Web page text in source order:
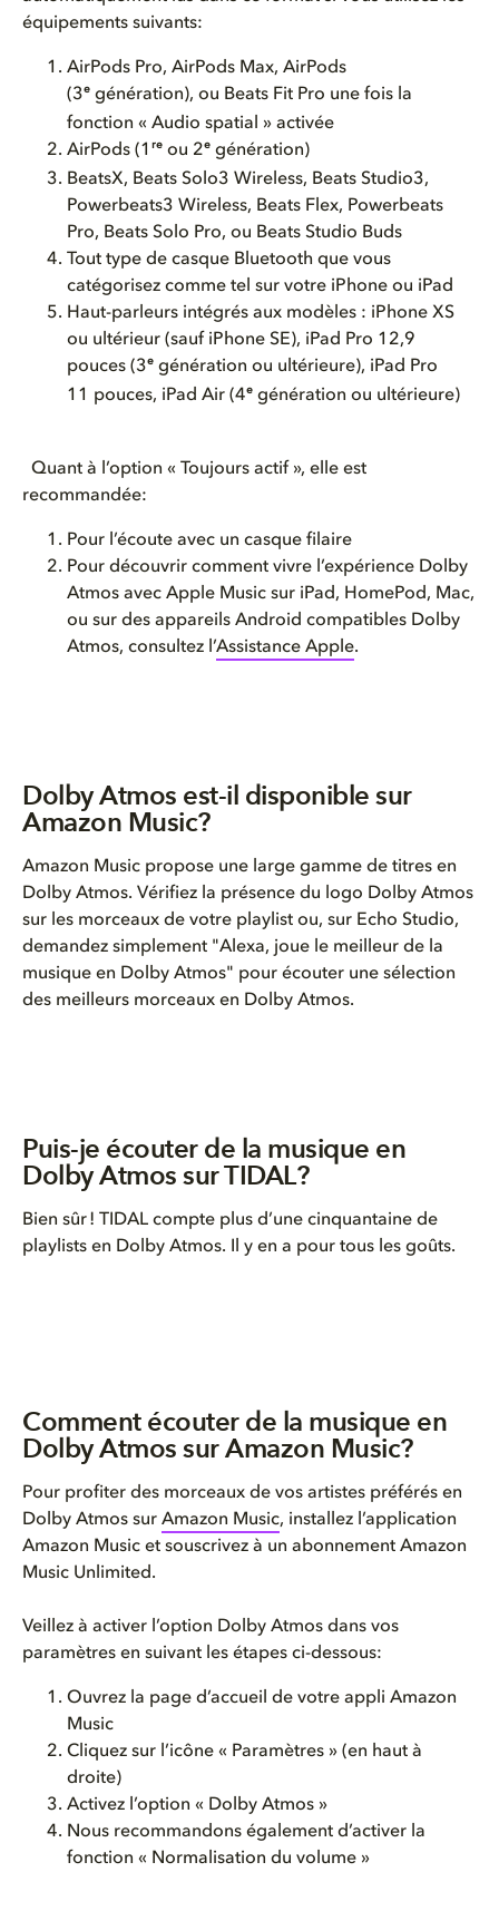
équipements suivants:
AirPods Pro, AirPods Max, AirPods
(3e génération), ou Beats Fit Pro une fois la
fonction « Audio spatial » activée
AirPods (1 re ou 2e génération)
BeatsX, Beats Solo3 Wireless, Beats Studio3,
Powerbeats3 Wireless, Beats Flex, Powerbeats
Pro, Beats Solo Pro, ou Beats Studio Buds
Tout type de casque Bluetooth que vous
catégorisez comme tel sur votre iPhone ou iPad
Haut-parleurs intégrés aux modèles : iPhone XS
ou ultérieur (sauf iPhone SE), iPad Pro 12,9
pouces (3e génération ou ultérieure), iPad Pro
11 pouces, iPad Air (4e génération ou ultérieure)
Quant à l’option « Toujours actif », elle est
recommandée:
Pour l’écoute avec un casque filaire
Pour découvrir comment vivre l’expérience Dolby
Atmos avec Apple Music sur iPad, HomePod, Mac,
ou sur des appareils Android compatibles Dolby
Atmos, consultez l’Assistance Apple.
Dolby Atmos est-il disponible sur
Amazon Music?
Amazon Music propose une large gamme de titres en
Dolby Atmos. Vérifiez la présence du logo Dolby Atmos
sur les morceaux de votre playlist ou, sur Echo Studio,
demandez simplement "Alexa, joue le meilleur de la
musique en Dolby Atmos" pour écouter une sélection
des meilleurs morceaux en Dolby Atmos.
Puis-je écouter de la musique en
Dolby Atmos sur TIDAL?
Bien sûr ! TIDAL compte plus d’une cinquantaine de
playlists en Dolby Atmos. Il y en a pour tous les goûts.
Comment écouter de la musique en
Dolby Atmos sur Amazon Music?
Pour profiter des morceaux de vos artistes préférés en
Dolby Atmos sur Amazon Music, installez l’application
Amazon Music et souscrivez à un abonnement Amazon
Music Unlimited.
Veillez à activer l’option Dolby Atmos dans vos
paramètres en suivant les étapes ci-dessous:
Ouvrez la page d’accueil de votre appli Amazon
Music
Cliquez sur l’icône « Paramètres » (en haut à
droite)
Activez l’option « Dolby Atmos »
Nous recommandons également d’activer la
fonction « Normalisation du volume »